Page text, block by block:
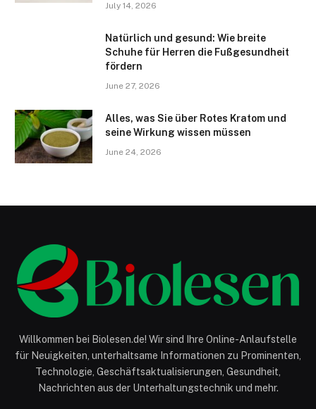
July 14, 2026
Natürlich und gesund: Wie breite
Schuhe für Herren die Fußgesundheit
fördern
June 27, 2026
Alles, was Sie über Rotes Kratom und
seine Wirkung wissen müssen
June 24, 2026
Willkommen bei Biolesen.de! Wir sind Ihre Online-Anlaufstelle
für Neuigkeiten, unterhaltsame Informationen zu Prominenten,
Technologie, Geschäftsaktualisierungen, Gesundheit,
Nachrichten aus der Unterhaltungstechnik und mehr.